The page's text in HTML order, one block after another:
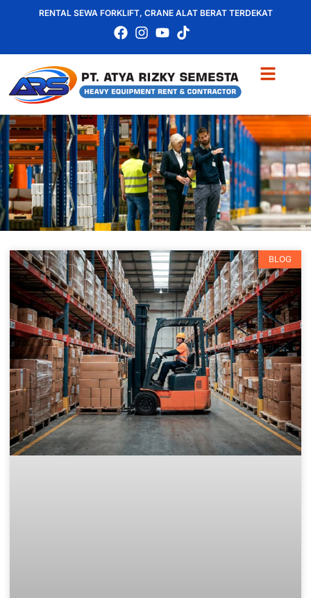
RENTAL SEWA FORKLIFT, CRANE ALAT BERAT TERDEKAT
BLOG